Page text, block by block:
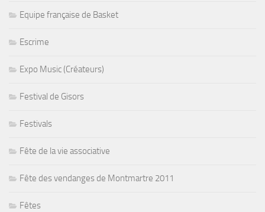
Equipe française de Basket
Escrime
Expo Music (Créateurs)
Festival de Gisors
Festivals
Fête de la vie associative
Fête des vendanges de Montmartre 2011
Fêtes